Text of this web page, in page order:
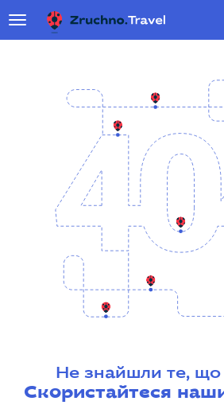
Не знайшли те, що
Скористайтеся